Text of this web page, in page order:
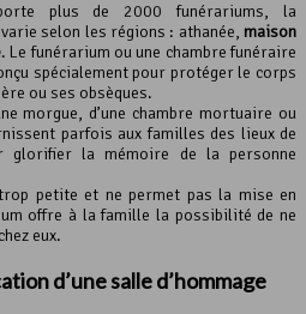
plus de 2000 funérariums, la
selon les régions : athanée, maison
. Le funérarium ou une chambre funéraire
spécialement pour protéger le corps
ou ses obsèques.
morgue, d’une chambre mortuaire ou
parfois aux familles des lieux de
glorifier la mémoire de la personne
petite et ne permet pas la mise en
offre à la famille la possibilité de ne
eux.
d’une salle d’hommage